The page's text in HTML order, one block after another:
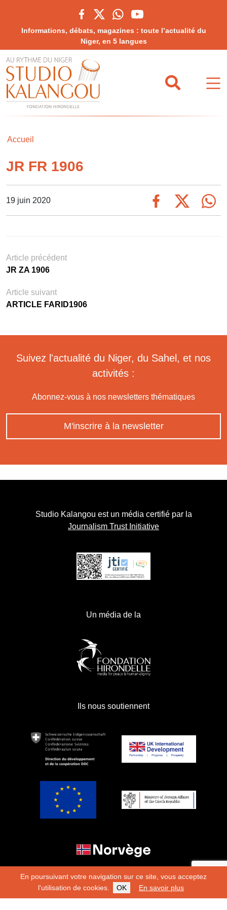
En poursuivant votre navigation sur ce site, vous acceptez
l'utilisation de cookies.
OK En savoir plus
Informations, débats, magazines : toute l’actualité du
Niger, en 5 langues
Accueil
JR FR 1906
19 juin 2020
Article précédent
JR ZA 1906
Article suivant
ARTICLE FARID1906
Suivez l'actualité du Niger, du Sahel, et nos
activités :
Abonnez-vous à nos newsletters thématiques
M'inscrire à la newsletter
Studio Kalangou est un média certifié par la
Journalism Trust Initiative
Un média de la
Ils nous soutiennent